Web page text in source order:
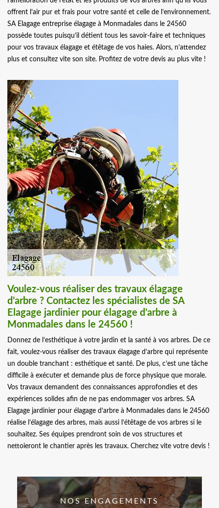
offrent l’air pur et frais pour votre santé et celle de l’environnement.
SA Elagage entreprise élagage à Monmadales dans le 24560
possède toutes puisqu’il détient tous les savoir-faire et techniques
pour vos travaux élagage et étêtage de vos haies. Alors, n’attendez
plus et consultez vite son site. Profitez de votre devis au plus vite !
Voulez-vous réaliser des travaux élagage
d’arbre ? Contactez les spécialistes de SA
Elagage jardinier pour élagage d’arbre à
Monmadales dans le 24560 !
Donnez de l’esthétique à votre jardin et la santé à vos arbres. De ce
fait, voulez-vous réaliser des travaux élagage d’arbre qui représente
un double tranchant : esthétique et santé. De plus, c’est une tâche
difficile à exécuter et demande plus de force physique que morale.
Vos travaux demandent des connaissances approfondies et des
expériences solides afin de ne pas endommager vos arbres. SA
Elagage jardinier pour élagage d’arbre à Monmadales dans le 24560
réalise l’élagage des arbres, mais aussi l’étêtage de vos arbres si le
souhaitez. Ses équipes prendront soin de vos structures et
nettoieront le chantier après les travaux. Cherchez vite votre devis !
NOS ENGAGEMENTS